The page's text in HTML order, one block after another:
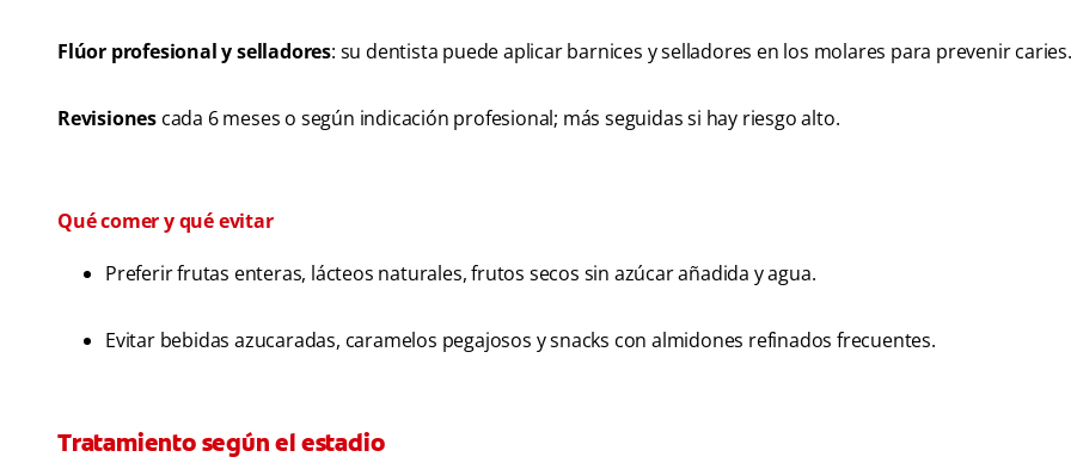
Flúor profesional y selladores: su dentista puede aplicar barnices y selladores en los molares para prevenir caries.
Revisiones cada 6 meses o según indicación profesional; más seguidas si hay riesgo alto.
Qué comer y qué evitar
Preferir frutas enteras, lácteos naturales, frutos secos sin azúcar añadida y agua.
Evitar bebidas azucaradas, caramelos pegajosos y snacks con almidones refinados frecuentes.
Tratamiento según el estadio